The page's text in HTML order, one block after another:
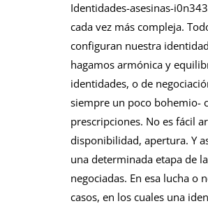
Identidades-asesinas-
cada vez más compleja.
configuran nuestra
hagamos armónica y
identidades, o de
siempre un poco bohemio-
prescripciones. No es fácil
disponibilidad, apertura. Y
una determinada etapa de
negociadas. En esa lucha o
casos, en los cuales una